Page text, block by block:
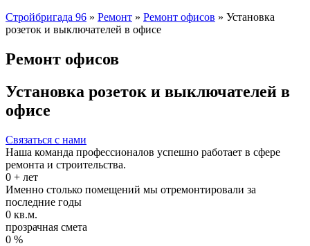
Стройбригада 96 » Ремонт » Ремонт офисов » Установка
розеток и выключателей в офисе
Ремонт офисов
Установка розеток и выключателей в
офисе
Связаться с нами
Наша команда профессионалов успешно работает в сфере
ремонта и строительства.
0 + лет
Именно столько помещений мы отремонтировали за
последние годы
0 кв.м.
прозрачная смета
0 %